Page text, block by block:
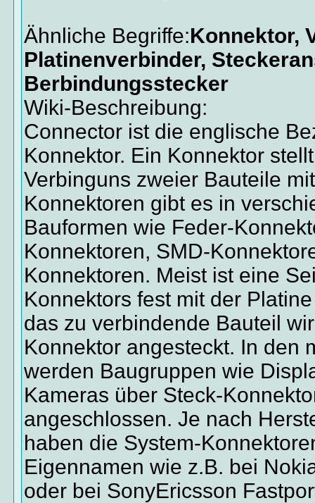
Ähnliche Begriffe:Konnektor,
Platinenverbinder,
Berbindungsstecker
Wiki-Beschreibung:
Connector ist die englische
Konnektor. Ein Konnektor
Verbinguns zweier Bauteile
Konnektoren gibt es in
Bauformen wie Feder-
Konnektoren, SMD-
Konnektoren. Meist ist eine
Konnektors fest mit der
das zu verbindende Bauteil
Konnektor angesteckt. In den
werden Baugruppen wie
Kameras über Steck-
angeschlossen. Je nach
haben die System-
Eigennamen wie z.B. bei
oder bei SonyEricsson